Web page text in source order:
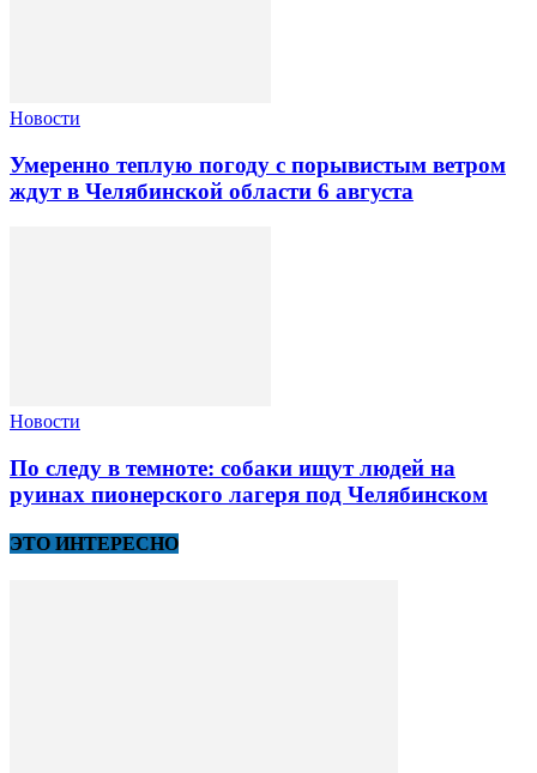
Новости
Умеренно теплую погоду с порывистым ветром
ждут в Челябинской области 6 августа
Новости
По следу в темноте: собаки ищут людей на
руинах пионерского лагеря под Челябинском
ЭТО ИНТЕРЕСНО